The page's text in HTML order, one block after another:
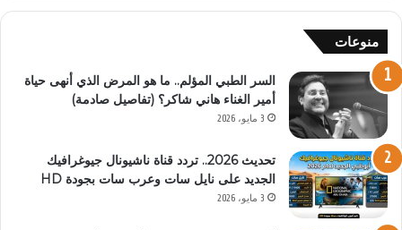
منوعات
السر الطبي المؤلم.. ما هو المرض الذي أنهى حياة
أمير الغناء هاني شاكر؟ (تفاصيل صادمة)
3 مايو، 2026
تحديث 2026.. تردد قناة ناشيونال جيوغرافيك
الجديد على نايل سات وعرب سات بجودة HD
3 مايو، 2026